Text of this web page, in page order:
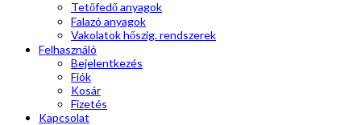
Tetőfedő anyagok
Falazó anyagok
Vakolatok hőszig. rendszerek
Felhasználó
Bejelentkezés
Fiók
Kosár
Fizetés
Kapcsolat